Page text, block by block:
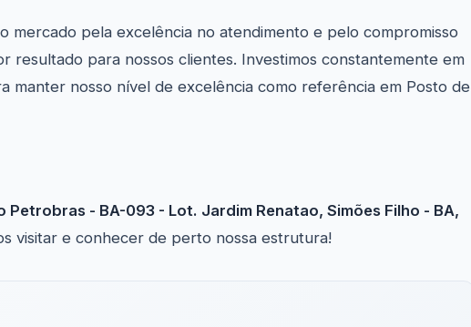
mercado pela excelência no atendimento e pelo compromisso
resultado para nossos clientes. Investimos constantemente em
manter nosso nível de excelência como referência em Posto de
Petrobras - BA-093 - Lot. Jardim Renatao, Simões Filho - BA,
visitar e conhecer de perto nossa estrutura!